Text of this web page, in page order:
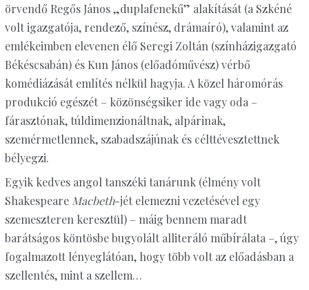
örvendő Regős János „duplafenekű” alakítását (a Szkéné
volt igazgatója, rendező, színész, drámaíró), valamint az
emlékeimben elevenen élő Seregi Zoltán (színházigazgató
Békéscsabán) és Kun János (előadóművész) vérbő
komédiázását említés nélkül hagyja. A közel háromórás
produkció egészét – közönségsiker ide vagy oda –
fárasztónak, túldimenzionáltnak, alpárinak,
szemérmetlennek, szabadszájúnak és célttévesztettnek
bélyegzi.
Egyik kedves angol tanszéki tanárunk (élmény volt
Shakespeare Macbeth-jét elemezni vezetésével egy
szemeszteren keresztül) – máig bennem maradt
barátságos köntösbe bugyolált alliteráló műbírálata –, úgy
fogalmazott lényeglátóan, hogy több volt az előadásban a
szellentés, mint a szellem…